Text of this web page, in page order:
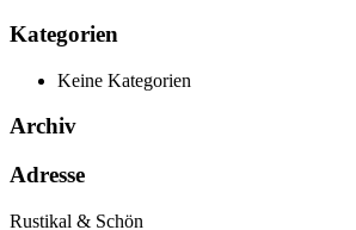
Kategorien
Keine Kategorien
Archiv
Adresse
Rustikal & Schön